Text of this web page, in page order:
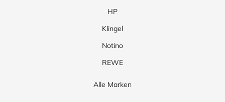
HP
Klingel
Notino
REWE
Alle Marken